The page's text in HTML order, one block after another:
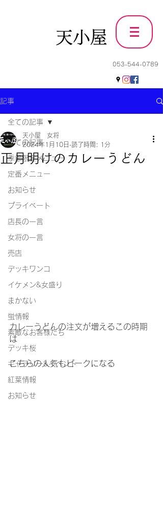
天小屋
053-544-0789
記事
全ての記事
季節限定メニュー
定番メニュー
お知らせ
プライベート
店長の一言
女将の一言
売店
デッキワンコ
イケメン&女盛り
まかない
蛍情報
素敵なお客様たち
デッキ桜
ギャラリー&イベント
紅葉情報
お知らせ
全ての記事
正月明けのカレーうどん
天小屋 女将
2024年1月10日 読了時間: 1分
カレーうどんの注文が増えるこの時期
は
こちらの人気もピークになる